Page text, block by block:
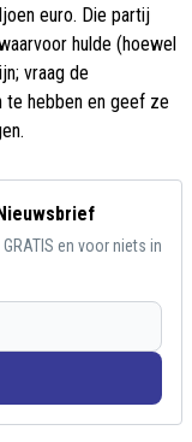
euro. Die partij
hulde (hoewel
vraag de
te hebben en geef ze
GRATIS en voor niets in